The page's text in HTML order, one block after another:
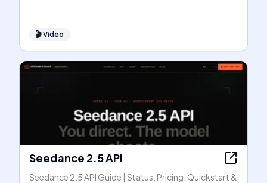
🎬Video
Seedance 2.5 API
Seedance 2.5 API Guide | Status, Pricing, Quickstart &